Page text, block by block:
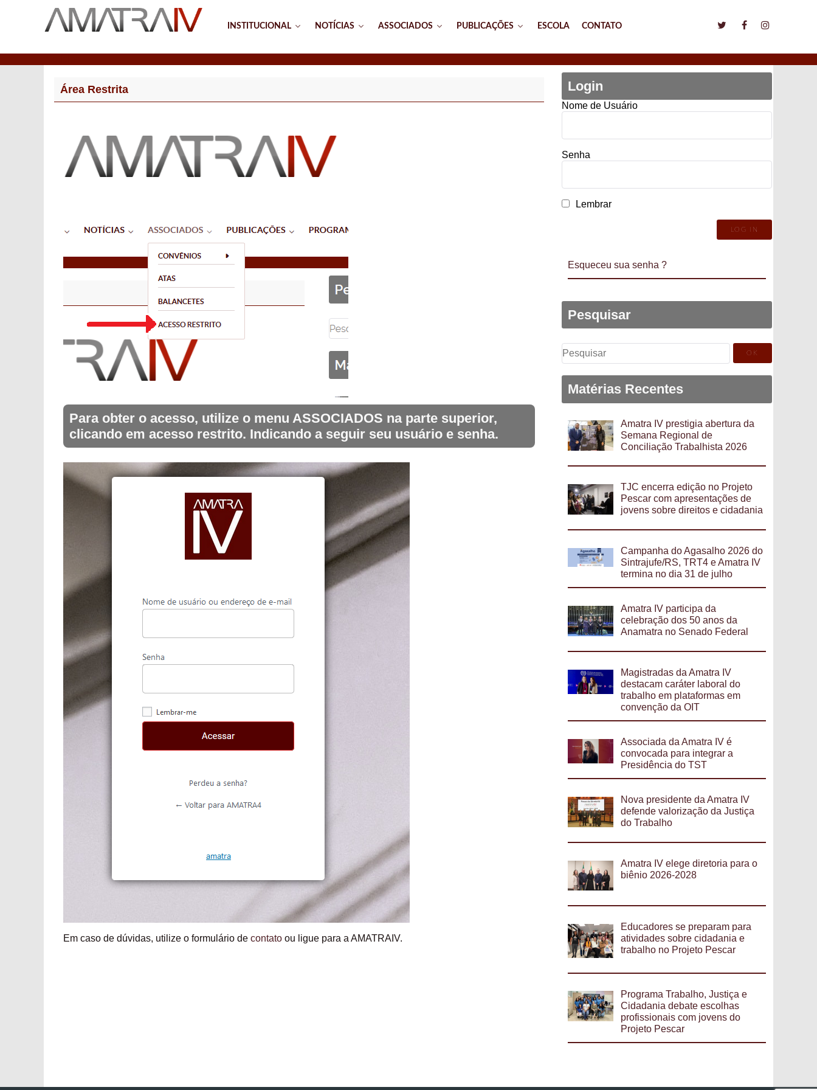
INSTITUCIONAL NOTÍCIAS ASSOCIADOS PUBLICAÇÕES ESCOLA CONTATO
Área Restrita
Para obter o acesso, utilize o menu ASSOCIADOS na parte superior,
clicando em acesso restrito. Indicando a seguir seu usuário e senha.
Em caso de dúvidas, utilize o formulário decontato ou ligue para a AMATRAIV.
Login
Nome de Usuário
Senha
Lembrar
Esqueceu sua senha ?
Pesquisar
Pesquisar
por:
Matérias Recentes
Amatra IV prestigia abertura da
Semana Regional de
Conciliação Trabalhista 2026
TJC encerra edição no Projeto
Pescar com apresentações de
jovens sobre direitos e cidadania
Campanha do Agasalho 2026 do
Sintrajufe/RS, TRT4 e Amatra IV
termina no dia 31 de julho
Amatra IV participa da
celebração dos 50 anos da
Anamatra no Senado Federal
Magistradas da Amatra IV
destacam caráter laboral do
trabalho em plataformas em
convenção da OIT
Associada da Amatra IV é
convocada para integrar a
Presidência do TST
Nova presidente da Amatra IV
defende valorização da Justiça
do Trabalho
Amatra IV elege diretoria para o
biênio 2026-2028
Educadores se preparam para
atividades sobre cidadania e
trabalho no Projeto Pescar
Programa Trabalho, Justiça e
Cidadania debate escolhas
profissionais com jovens do
Projeto Pescar